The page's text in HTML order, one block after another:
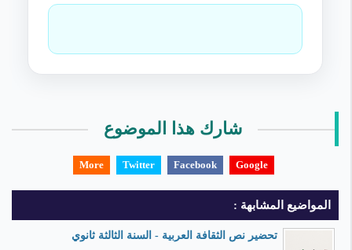
شارك هذا الموضوع
Google
Facebook
Twitter
More
المواضيع المشابهة :
تحضير نص الثقافة العربية - السنة الثالثة ثانوي